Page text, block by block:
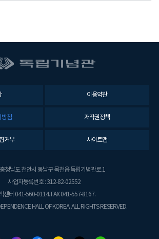
이용약관
방침 저작권정책
거부 사이트맵
청남도 천안시 동남구 목천읍 독립기념관로 1
사업자등록번호 : 312-82-02552
센터 041-560-0114. FAX 041-557-8167.
HALL OF KOREA. ALL RIGHTS RESERVED.